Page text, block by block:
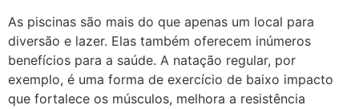
As piscinas são mais do que apenas um local para
diversão e lazer. Elas também oferecem inúmeros
benefícios para a saúde. A natação regular, por
exemplo, é uma forma de exercício de baixo impacto
que fortalece os músculos, melhora a resistência